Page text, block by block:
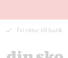
Fri retur till butik